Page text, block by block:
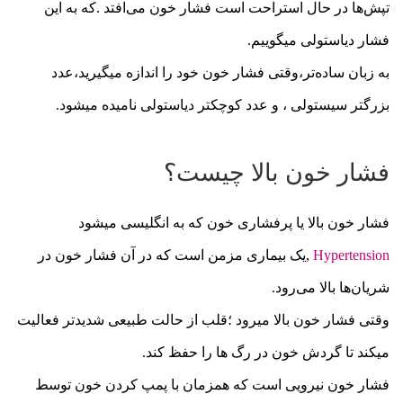
تپش‌ها در حال استراحت است فشار خون می‌افتد .که به این
فشار دیاستولی میگوییم.
به زبان ساده‌تر،وقتی فشار خون خود را اندازه میگیرید،عدد
بزرگتر سیستولی ، و عدد کوچکتر دیاستولی نامیده میشود.
فشار خون بالا چیست؟
فشار خون بالا یا پرفشاری خون که به انگلیسی میشود
Hypertension ,یک بیماری مزمن است که در آن فشار خون در
شریان‌ها بالا می‌رود.
وقتی فشار خون بالا میرود ؛قلب از حالت طبیعی شدیدتر فعالیت
میکند تا گردش خون در رگ ها را حفظ کند.
فشار خون نیرویی است که همزمان با پمپ کردن خون توسط